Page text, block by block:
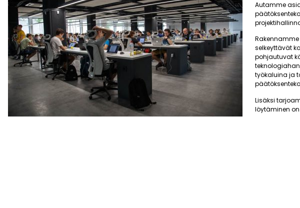
Autamme
selkeyttävät
pohjautuvat
työkaluina ja
Lisäksi
löytäminen